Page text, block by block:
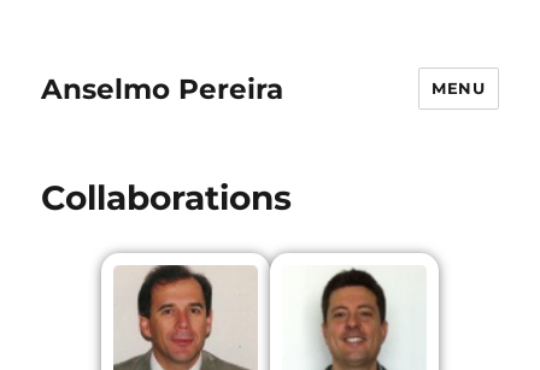
Anselmo Pereira MENU
Collaborations